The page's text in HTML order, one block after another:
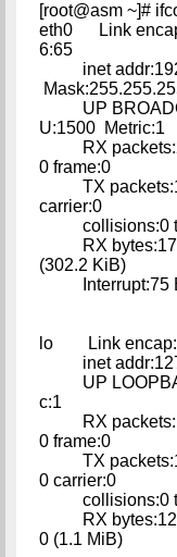
[root@asm ~]#
eth0 Link
6:65
inet
UP
U:1500 Metric:1
RX
0 frame:0
TX
carrier:0
collisions:0
RX
(302.2 KiB)
Interrupt:75
lo Link
inet
UP
c:1
RX
0 frame:0
TX
0 carrier:0
collisions:0
RX
0 (1.1 MiB)